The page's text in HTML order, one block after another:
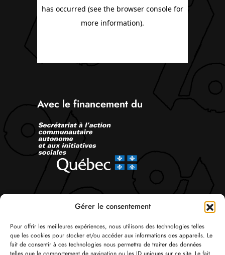
Gérer le consentement
Pour offrir les meilleures expériences, nous utilisons des technologies telles
que les cookies pour stocker et/ou accéder aux informations des appareils. Le
fait de consentir à ces technologies nous permettra de traiter des données
Avec le financement du
Suivez-nous